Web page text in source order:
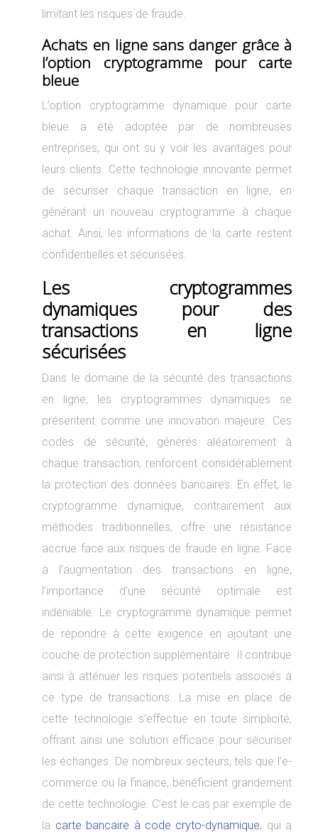
limitant les risques de fraude.
Achats en ligne sans danger grâce à
l’option cryptogramme pour carte
bleue
L’option cryptogramme dynamique pour carte
bleue a été adoptée par de nombreuses
entreprises, qui ont su y voir les avantages pour
leurs clients. Cette technologie innovante permet
de sécuriser chaque transaction en ligne, en
générant un nouveau cryptogramme à chaque
achat. Ainsi, les informations de la carte restent
confidentielles et sécurisées.
Les cryptogrammes
dynamiques pour des
transactions en ligne
sécurisées
Dans le domaine de la sécurité des transactions
en ligne, les cryptogrammes dynamiques se
présentent comme une innovation majeure. Ces
codes de sécurité, générés aléatoirement à
chaque transaction, renforcent considérablement
la protection des données bancaires. En effet, le
cryptogramme dynamique, contrairement aux
méthodes traditionnelles, offre une résistance
accrue face aux risques de fraude en ligne. Face
à l’augmentation des transactions en ligne,
l’importance d’une sécurité optimale est
indéniable. Le cryptogramme dynamique permet
de répondre à cette exigence en ajoutant une
couche de protection supplémentaire. Il contribue
ainsi à atténuer les risques potentiels associés à
ce type de transactions. La mise en place de
cette technologie s’effectue en toute simplicité,
offrant ainsi une solution efficace pour sécuriser
les échanges. De nombreux secteurs, tels que l’e-
commerce ou la finance, bénéficient grandement
de cette technologie. C’est le cas par exemple de
la carte bancaire à code cryto-dynamique, qui a